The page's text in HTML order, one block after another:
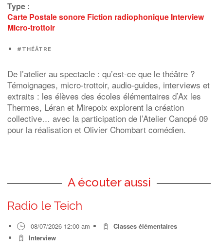
Type :
Carte Postale sonore Fiction radiophonique Interview
Micro-trottoir
#THÉÂTRE
De l’atelier au spectacle : qu’est-ce que le théâtre ?
Témoignages, micro-trottoir, audio-guides, interviews et
extraits : les élèves des écoles élémentaires d’Ax les
Thermes, Léran et Mirepoix explorent la création
collective… avec la participation de l’Atelier Canopé 09
pour la réalisation et Olivier Chombart comédien.
A écouter aussi
Radio le Teich
08/07/2026 12:00 am
Classes élémentaires
Interview